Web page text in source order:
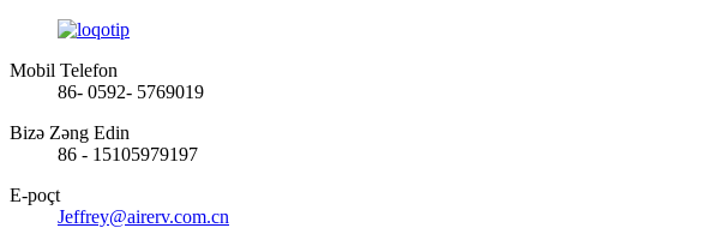
Mobil Telefon
86- 0592- 5769019
Bizə Zəng Edin
86 - 15105979197
E-poçt
Jeffrey@airerv.com.cn